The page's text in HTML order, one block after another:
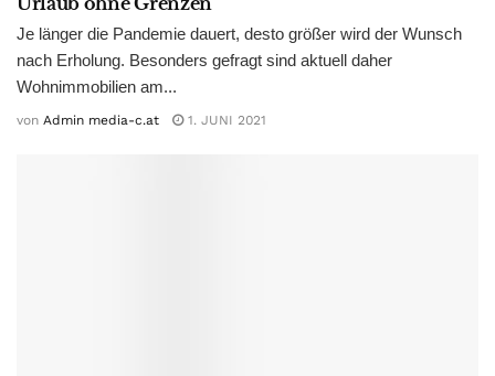
Je länger die Pandemie dauert, desto größer wird der Wunsch
nach Erholung. Besonders gefragt sind aktuell daher
Wohnimmobilien am...
von Admin media-c.at 1. JUNI 2021